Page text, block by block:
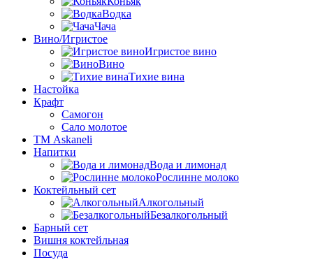
Водка
Чача
Вино/Игристое
Игристое вино
Вино
Тихие вина
Настойка
Крафт
Самогон
Сало молотое
ТМ Askaneli
Напитки
Вода и лимонад
Рослинне молоко
Коктейльный сет
Алкогольный
Безалкогольный
Барный сет
Вишня коктейльная
Посуда